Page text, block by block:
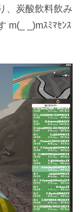
、炭酸飲料飲み
m(_ _)mｽﾐﾏｾﾝｽ